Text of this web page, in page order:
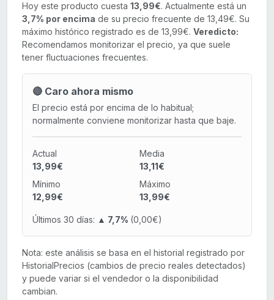
Hoy este producto cuesta 13,99€. Actualmente está un
3,7% por encima de su precio frecuente de 13,49€. Su
máximo histórico registrado es de 13,99€. Veredicto:
Recomendamos monitorizar el precio, ya que suele
tener fluctuaciones frecuentes.
🔴 Caro ahora mismo
El precio está por encima de lo habitual;
normalmente conviene monitorizar hasta que baje.
Actual
13,99€
Media
13,11€
Mínimo
12,99€
Máximo
13,99€
Últimos 30 días: ▲ 7,7% (0,00€)
Nota: este análisis se basa en el historial registrado por
HistorialPrecios (cambios de precio reales detectados)
y puede variar si el vendedor o la disponibilidad
cambian.